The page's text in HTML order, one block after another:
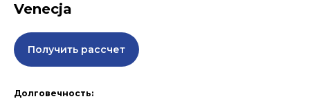
Venecja
Получить рассчет
Долговечность: